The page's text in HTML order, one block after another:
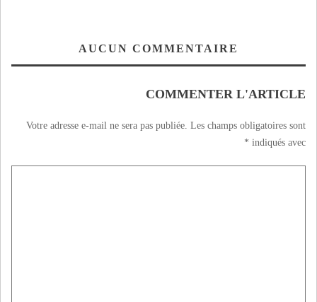
AUCUN COMMENTAIRE
COMMENTER L'ARTICLE
Votre adresse e-mail ne sera pas publiée. Les champs obligatoires sont
indiqués avec
*